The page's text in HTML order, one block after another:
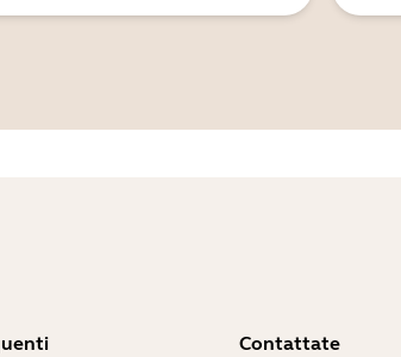
Contattate